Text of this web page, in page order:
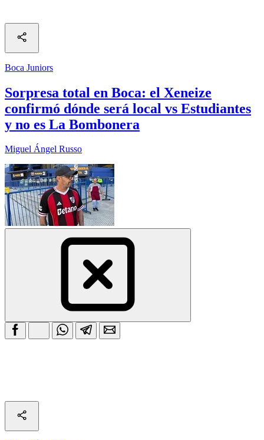
Boca Juniors
Sorpresa total en Boca: el Xeneize
confirmó dónde será local vs Estudiantes
y no es La Bombonera
Miguel Ángel Russo